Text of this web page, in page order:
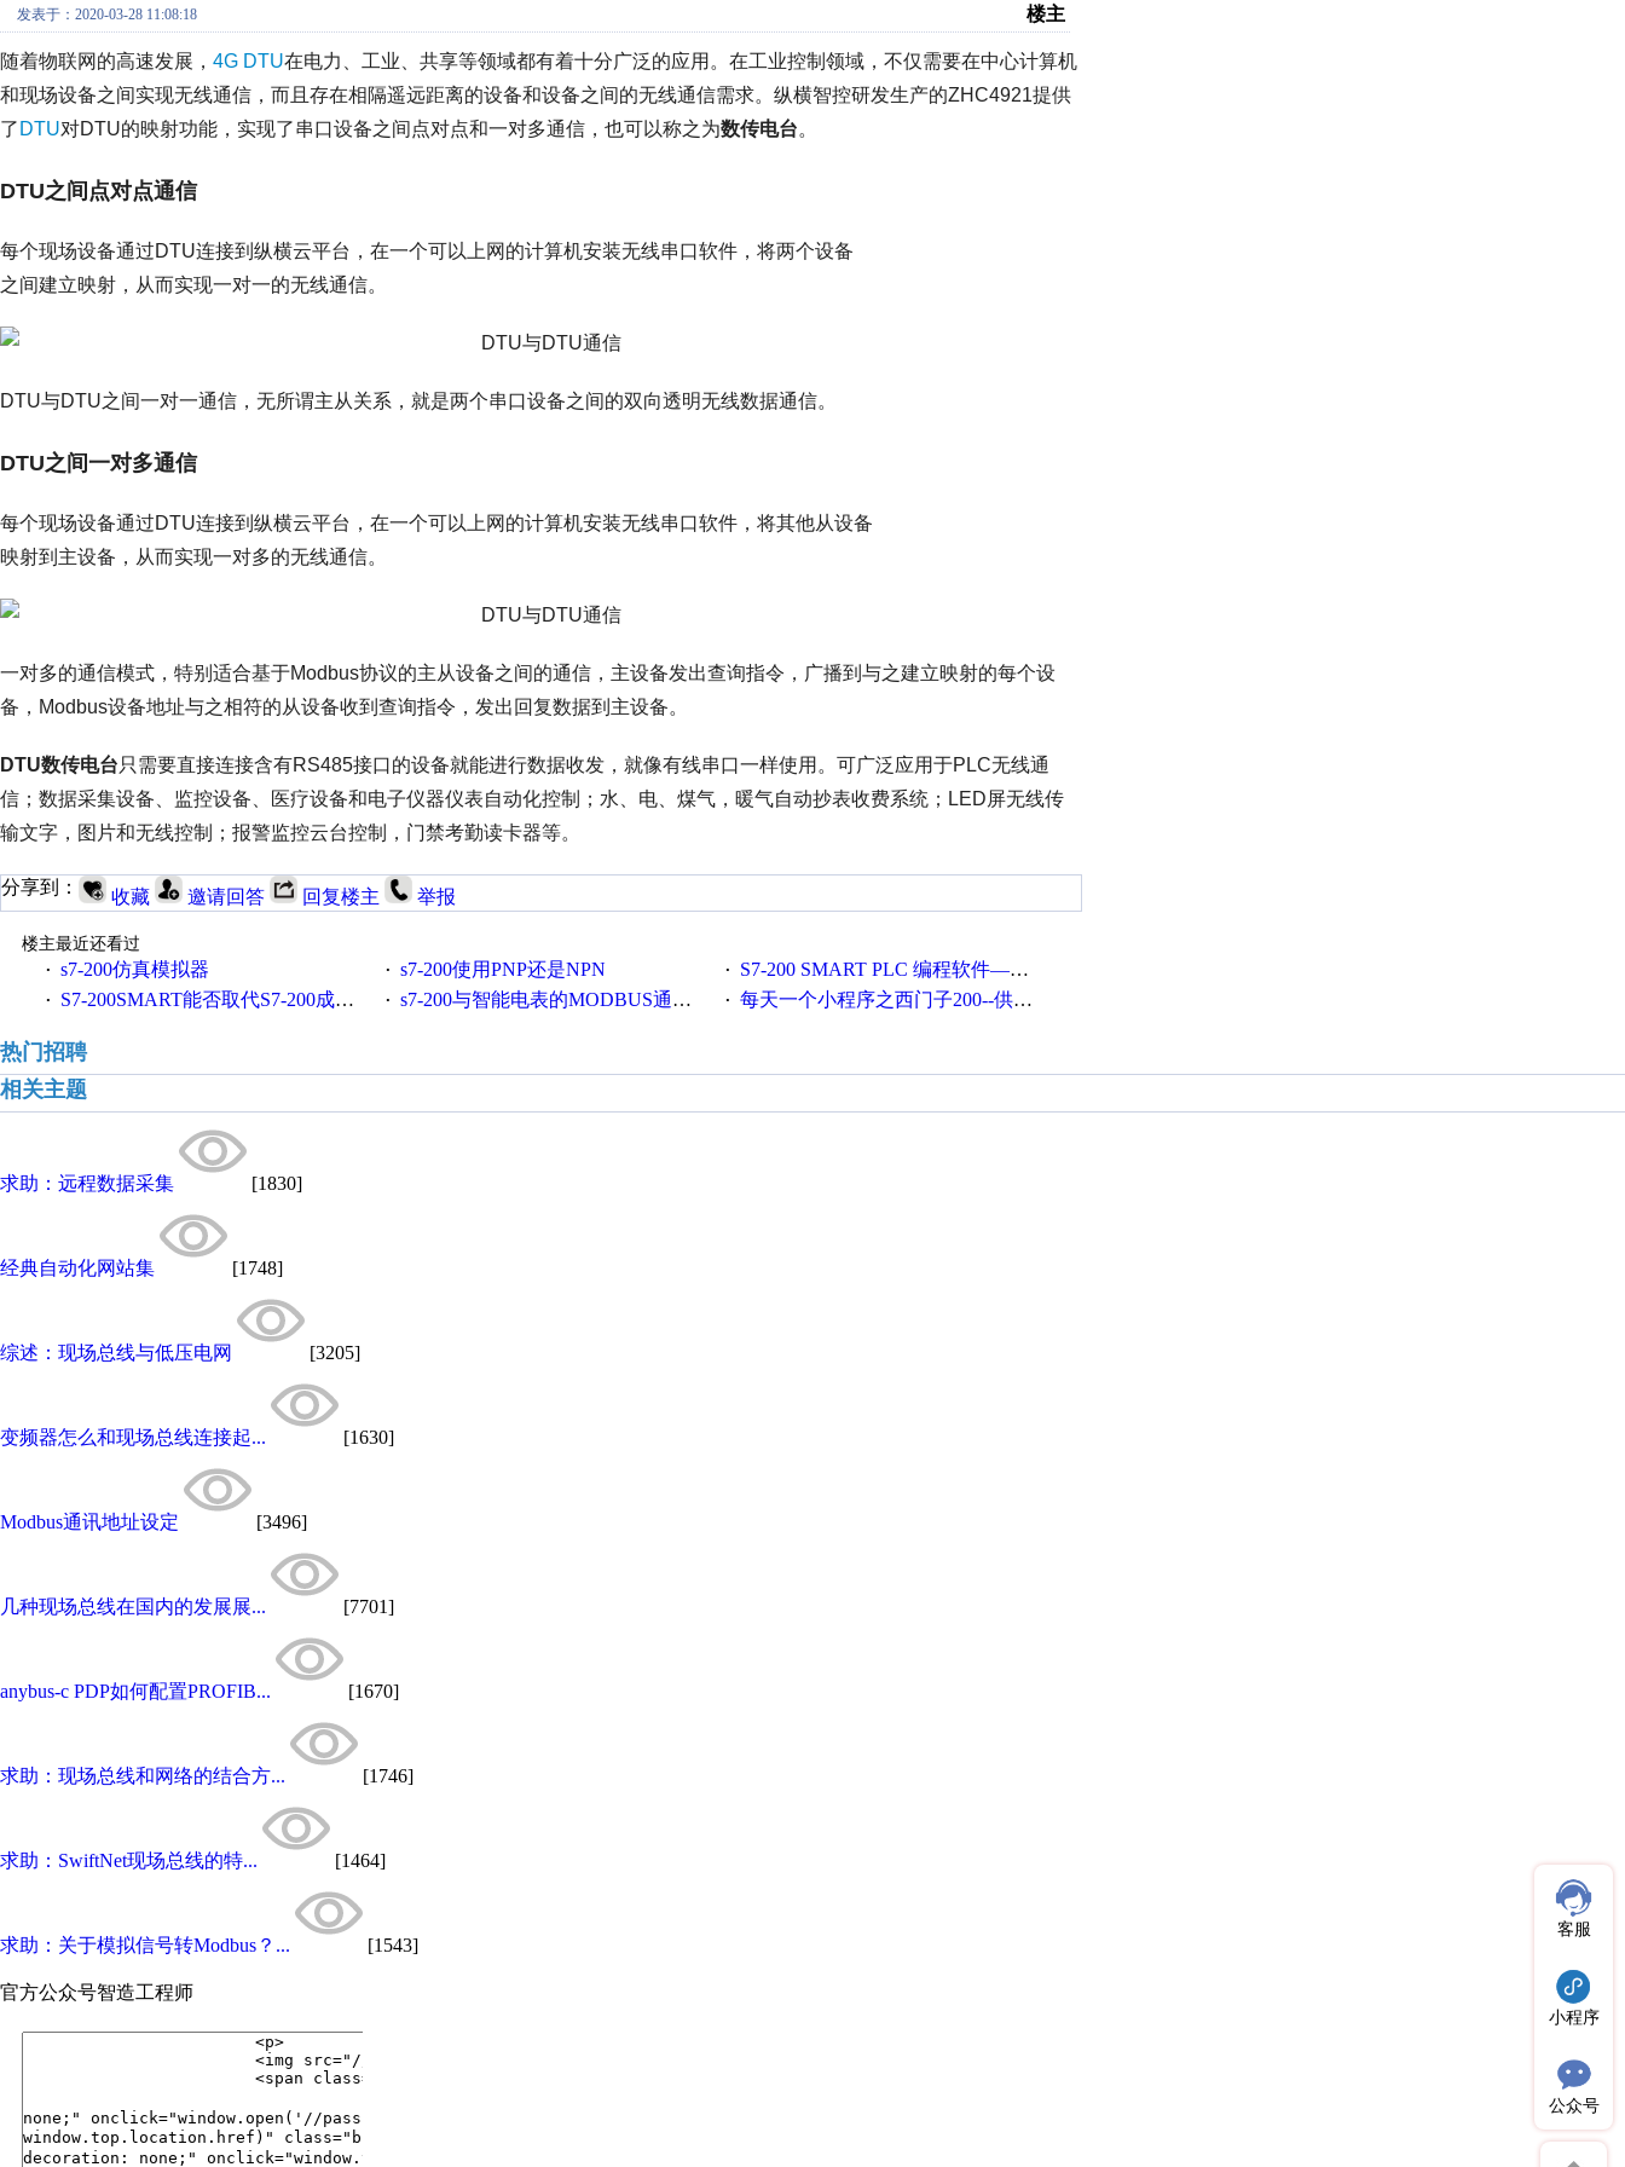
发表于：2020-03-28 11:08:18 楼主
随着物联网的高速发展， 4G DTU在电力、工业、共享等领域都有着十分广泛的应用。在工业控制领域，不仅需要在中心计算机
和现场设备之间实现无线通信，而且存在相隔遥远距离的设备和设备之间的无线通信需求。纵横智控研发生产的ZHC4921提供
了 DTU对DTU的映射功能，实现了串口设备之间点对点和一对多通信，也可以称之为数传电台。
DTU之间点对点通信
每个现场设备通过DTU连接到纵横云平台，在一个可以上网的计算机安装无线串口软件，将两个设备
之间建立映射，从而实现一对一的无线通信。
DTU与DTU之间一对一通信，无所谓主从关系，就是两个串口设备之间的双向透明无线数据通信。
DTU之间一对多通信
每个现场设备通过DTU连接到纵横云平台，在一个可以上网的计算机安装无线串口软件，将其他从设备
映射到主设备，从而实现一对多的无线通信。
一对多的通信模式，特别适合基于Modbus协议的主从设备之间的通信，主设备发出查询指令，广播到与之建立映射的每个设
备，Modbus设备地址与之相符的从设备收到查询指令，发出回复数据到主设备。
DTU数传电台 只需要直接连接含有RS485接口的设备就能进行数据收发，就像有线串口一样使用。可广泛应用于PLC无线通
信；数据采集设备、监控设备、医疗设备和电子仪器仪表自动化控制；水、电、煤气，暖气自动抄表收费系统；LED屏无线传
输文字，图片和无线控制；报警监控云台控制，门禁考勤读卡器等。
分享到： 收藏 邀请回答 回复楼主 举报
楼主最近还看过
· s7-200仿真模拟器 · s7-200使用PNP还是NPN · S7-200 SMART PLC 编程软件——STEP 7-Micro/WIN SMART详解（转帖）
· S7-200SMART能否取代S7-200成为西门子PLC的王牌? · s7-200与智能电表的MODBUS通讯验证可行 · 每天一个小程序之西门子200--供水泵两台循环
热门招聘
相关主题
求助：远程数据采集 [1830]
经典自动化网站集 [1748]
综述：现场总线与低压电网 [3205]
变频器怎么和现场总线连接起... [1630]
Modbus通讯地址设定 [3496]
几种现场总线在国内的发展展... [7701]
anybus-c PDP如何配置PROFIB... [1670]
求助：现场总线和网络的结合方... [1746]
求助：SwiftNet现场总线的特... [1464]
求助：关于模拟信号转Modbus？... [1543]
官方公众号智造工程师
客服
小程序
公众号